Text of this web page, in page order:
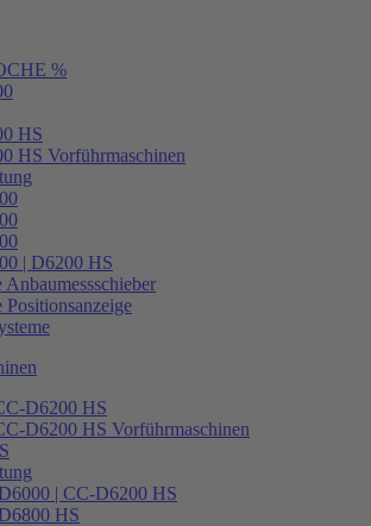
%
HS
HS Vorführmaschinen
| D6200 HS
Anbaumessschieber
Positionsanzeige
D6200 HS
D6200 HS Vorführmaschinen
| CC-D6200 HS
HS